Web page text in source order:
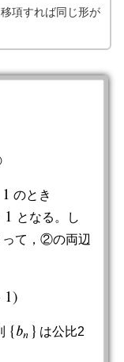
項すれば同じ形が
1 のとき
1 となる。し
って，②の両辺
1)
{𝑏𝑛 }
{ bn}
は公比2